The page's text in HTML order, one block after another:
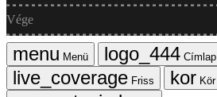
Vége
Menü
Címlap
Friss
Kör